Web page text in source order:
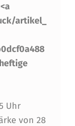
artikel_
Uhr
von 28